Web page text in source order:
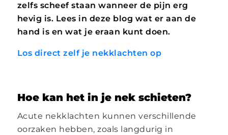
zelfs scheef staan wanneer de pijn erg
hevig is. Lees in deze blog wat er aan de
hand is en wat je eraan kunt doen.
Los direct zelf je nekklachten op
Hoe kan het in je nek schieten?
Acute nekklachten kunnen verschillende
oorzaken hebben, zoals langdurig in